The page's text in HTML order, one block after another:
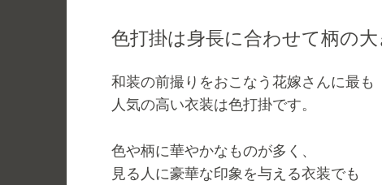
色打掛は身長に合わせて柄の
和装の前撮りをおこなう花嫁さんに最も
人気の高い衣装は色打掛です。
色や柄に華やかなものが多く、
見る人に豪華な印象を与える衣装でも